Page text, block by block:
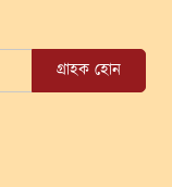
গ্রাহক হোন